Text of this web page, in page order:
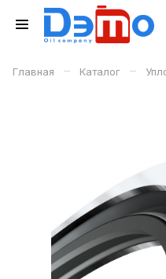
Главная – Каталог –